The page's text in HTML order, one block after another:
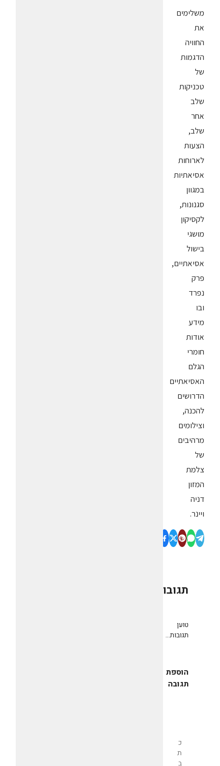
משלימים
את
החוויה
הדגמות
של
טכניקות
שלב
אחר
שלב,
הצעות
לארוחות
אסיאתיות
במגוון
סגנונות,
לקסיקון
מושגי
בישול
אסיאתיים,
פרק
נפרד
ובו
מידע
אודות
חומרי
הגלם
האסיאתיים
הדרושים
להכנה,
וצילומים
מרהיבים
של
צלמת
המזון
דניה
ויינר.
תגובות
טוען
תגובות...
הוספת
תגובה